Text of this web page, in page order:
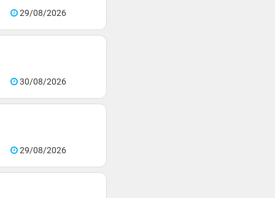
29/08/2026
30/08/2026
29/08/2026